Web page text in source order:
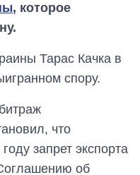
, которое
Тарас Качка в
спору.
что
запрет экспорта
об